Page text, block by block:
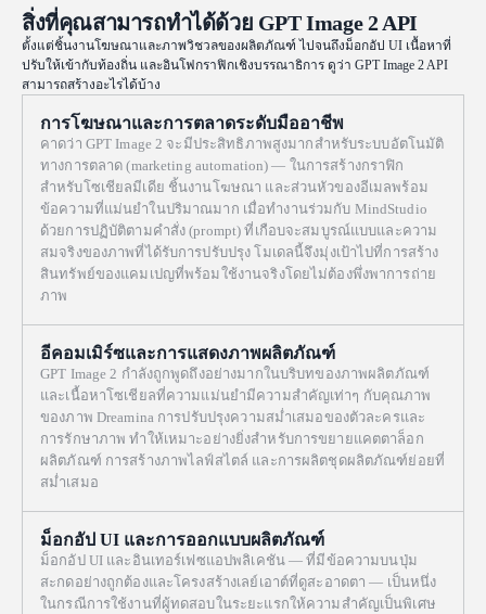
aesthetic, highly legible Japanese typography, no watermark.
สิ่งที่คุณสามารถทำได้ด้วย GPT Image 2 API
ตั้งแต่ชิ้นงานโฆษณาและภาพวิชวลของผลิตภัณฑ์ ไปจนถึงม็อกอัป UI เนื้อหาที่
ปรับให้เข้ากับท้องถิ่น และอินโฟกราฟิกเชิงบรรณาธิการ ดูว่า GPT Image 2 API
สามารถสร้างอะไรได้บ้าง
การโฆษณาและการตลาดระดับมืออาชีพ
คาดว่า GPT Image 2 จะมีประสิทธิภาพสูงมากสำหรับระบบอัตโนมัติ
ทางการตลาด (marketing automation) — ในการสร้างกราฟิก
สำหรับโซเชียลมีเดีย ชิ้นงานโฆษณา และส่วนหัวของอีเมลพร้อม
ข้อความที่แม่นยำในปริมาณมาก เมื่อทำงานร่วมกับ MindStudio
ด้วยการปฏิบัติตามคำสั่ง (prompt) ที่เกือบจะสมบูรณ์แบบและความ
สมจริงของภาพที่ได้รับการปรับปรุง โมเดลนี้จึงมุ่งเป้าไปที่การสร้าง
สินทรัพย์ของแคมเปญที่พร้อมใช้งานจริงโดยไม่ต้องพึ่งพาการถ่าย
ภาพ
อีคอมเมิร์ซและการแสดงภาพผลิตภัณฑ์
GPT Image 2 กำลังถูกพูดถึงอย่างมากในบริบทของภาพผลิตภัณฑ์
และเนื้อหาโซเชียลที่ความแม่นยำมีความสำคัญเท่าๆ กับคุณภาพ
ของภาพ Dreamina การปรับปรุงความสม่ำเสมอของตัวละครและ
การรักษาภาพ ทำให้เหมาะอย่างยิ่งสำหรับการขยายแคตตาล็อก
ผลิตภัณฑ์ การสร้างภาพไลฟ์สไตล์ และการผลิตชุดผลิตภัณฑ์ย่อยที่
สม่ำเสมอ
ม็อกอัป UI และการออกแบบผลิตภัณฑ์
ม็อกอัป UI และอินเทอร์เฟซแอปพลิเคชัน — ที่มีข้อความบนปุ่ม
สะกดอย่างถูกต้องและโครงสร้างเลย์เอาต์ที่ดูสะอาดตา — เป็นหนึ่ง
ในกรณีการใช้งานที่ผู้ทดสอบในระยะแรกให้ความสำคัญเป็นพิเศษ